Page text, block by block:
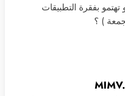
تهتمو بفقرة التطبيقات
) ؟